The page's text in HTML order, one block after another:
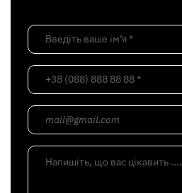
Введіть ваше ім’я *
+38 (088) 888 88 88 *
mail@gmail.com
Напишіть, що вас цікавить ....